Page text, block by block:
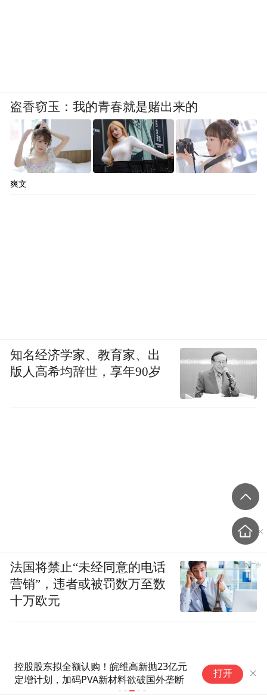
控股股东拟全额认购！皖维高新抛23亿元
定增计划，加码PVA新材料欲破国外垄断
打开
盗香窃玉：我的青春就是赌出来的
爽文
知名经济学家、教育家、出
版人高希均辞世，享年90岁
法国将禁止“未经同意的电话
营销”，违者或被罚数万至数
十万欧元